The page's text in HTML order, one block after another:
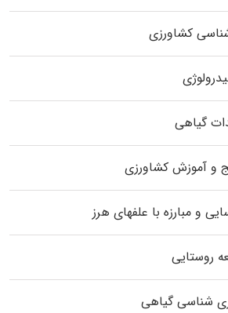
کشاورزی
گیاهی
و آموزش کشاورزی
و مبارزه با علفهای هرز
روستایی
شناسی گیاهی